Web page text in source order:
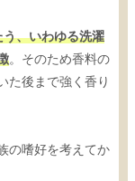
、いわゆる洗濯
。そのため香料の
た後まで強く香り
の嗜好を考えてか